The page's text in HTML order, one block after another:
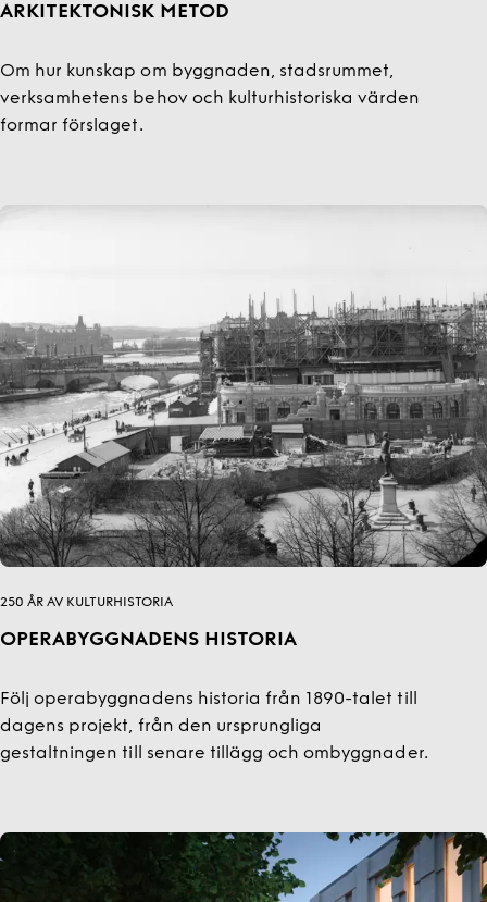
ARKITEKTONISK METOD
Om hur kunskap om byggnaden, stadsrummet,
verksamhetens behov och kulturhistoriska värden
formar förslaget.
250 ÅR AV KULTURHISTORIA
OPERABYGGNADENS HISTORIA
Följ operabyggnadens historia från 1890-talet till
dagens projekt, från den ursprungliga
gestaltningen till senare tillägg och ombyggnader.